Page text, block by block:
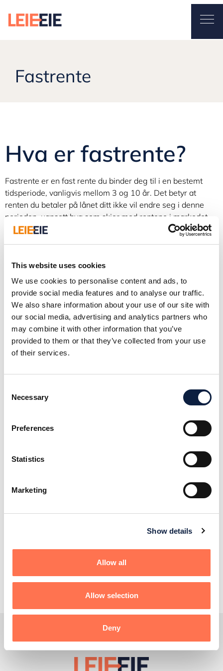
This website uses cookies
We use cookies to personalise content and ads, to
provide social media features and to analyse our traffic.
We also share information about your use of our site with
our social media, advertising and analytics partners who
may combine it with other information that you’ve
provided to them or that they’ve collected from your use
of their services.
Selection
Necessary
Preferences
Statistics
Marketing
Show details
Allow all
Allow selection
Deny
Leieeie
Fastrente
Hva er fastrente?
Fastrente er en fast rente du binder deg til i en bestemt
tidsperiode, vanligvis mellom 3 og 10 år. Det betyr at
renten du betaler på lånet ditt ikke vil endre seg i denne
perioden, uansett hva som skjer med rentene i markedet
ellers. Dette skaper forutsigbarhet. Du frasier deg
Tenk på det som å låse renten. Hvis du velger fastrente, vet
du nøyaktig hvor mye du skal betale hver måned i hele
fastrenteperioden. Dette kan gi deg økonomisk
forutsigbarhet og trygghet, spesielt hvis du er bekymret for
at rentene skal stige i fremtiden.
Fordelen med fastrente er at du slipper overraskelser. Du
vet akkurat hva boliglånet ditt vil koste hver måned, og det
at hvis markedsrentene faller, vil du ikke dra nytte av lavere
varierer basert på markedet. Når fastrenteperioden er
over, går lånet ditt tilbake til en flytende rente, med mindre
Kontakt